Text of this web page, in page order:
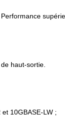
haut-sortie.
10GBASE-LW ;